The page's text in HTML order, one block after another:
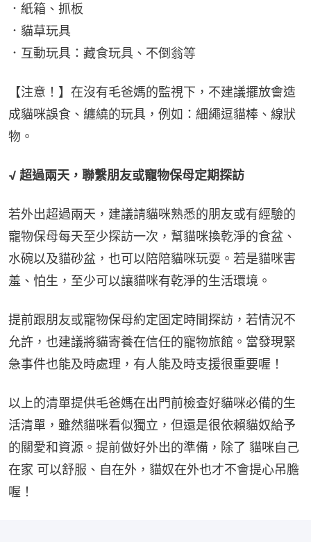
．紙箱、抓板
．貓草玩具
．互動玩具：藏食玩具、不倒翁等
【注意！】在沒有毛爸媽的監視下，不建議擺放會造
成貓咪誤食、纏繞的玩具，例如：細繩逗貓棒、線狀
物。
√ 超過兩天，聯繫朋友或寵物保母定期探訪
若外出超過兩天，建議請貓咪熟悉的朋友或有經驗的
寵物保母每天至少探訪一次，幫貓咪換乾淨的食盆、
水碗以及貓砂盆，也可以陪陪貓咪玩耍。若是貓咪害
羞、怕生，至少可以讓貓咪有乾淨的生活環境。
提前跟朋友或寵物保母約定固定時間探訪，若情況不
允許，也建議將貓寄養在信任的寵物旅館。當發現緊
急事件也能及時處理，有人能及時支援很重要喔！
以上的清單提供毛爸媽在出門前檢查好貓咪必備的生
活清單，雖然貓咪看似獨立，但還是很依賴貓奴給予
的關愛和資源。提前做好外出的準備，除了 貓咪自己
在家 可以舒服、自在外，貓奴在外也才不會提心吊膽
喔！